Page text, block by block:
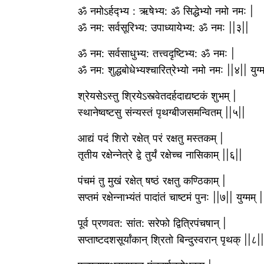
ॐ नमोऽर्हद्भ्य : ऋषेभ्य: ॐ सिद्धेभ्यो नमो नम: |
ॐ नम: सर्वसूरिभ्य: उपाध्यायेभ्य: ॐ नम: ||३||
ॐ नम: सर्वसाधुभ्य: तत्त्वदृष्टिभ्य: ॐ नम: |
ॐ नम: शुद्धबोधेभ्यश्चारित्रेभ्यो नमो नम: ||४||
श्रेयसेऽस्तु श्रियेऽस्त्वेतदर्हदाद्यष्टकं शुभम् |
स्थानेष्वष्टसु संन्यस्तं पृथग्बीजसमन्वितम् ||५||
आद्यं पदं शिरो रक्षेत् परं रक्षतु मस्तकम् |
तृतीय रक्षेन्नेत्रे द्वे तुर्यं रक्षेच्च नासिकाम् ||६||
पंचमं तु मुखं रक्षेत् षष्ठं रक्षतु कण्ठिकाम् |
सप्तमं रक्षेन्नाभ्यंतं पादांतं चाष्टमं पुन: ||७|| युग्मम् |
पूर्व प्रणवत: सांत: सरेफो द्वित्रिपंचषान् |
सप्ताष्टदशसूर्यांकान् श्रितो बिन्दुस्वरान् पृथक् ||८||